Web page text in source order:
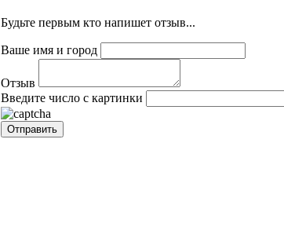
Будьте первым кто напишет отзыв...
Ваше имя и город
Отзыв
Введите число с картинки